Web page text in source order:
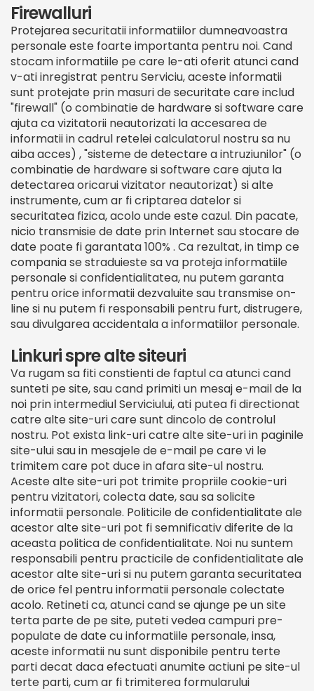
Firewalluri
Protejarea securitatii informatiilor dumneavoastra
personale este foarte importanta pentru noi. Cand
stocam informatiile pe care le-ati oferit atunci cand
v-ati inregistrat pentru Serviciu, aceste informatii
sunt protejate prin masuri de securitate care includ
"firewall" (o combinatie de hardware si software care
ajuta ca vizitatorii neautorizati la accesarea de
informatii in cadrul retelei calculatorul nostru sa nu
aiba acces) , "sisteme de detectare a intruziunilor" (o
combinatie de hardware si software care ajuta la
detectarea oricarui vizitator neautorizat) si alte
instrumente, cum ar fi criptarea datelor si
securitatea fizica, acolo unde este cazul. Din pacate,
nicio transmisie de date prin Internet sau stocare de
date poate fi garantata 100% . Ca rezultat, in timp ce
compania se straduieste sa va proteja informatiile
personale si confidentialitatea, nu putem garanta
pentru orice informatii dezvaluite sau transmise on-
line si nu putem fi responsabili pentru furt, distrugere,
sau divulgarea accidentala a informatiilor personale.
Linkuri spre alte siteuri
Va rugam sa fiti constienti de faptul ca atunci cand
sunteti pe site, sau cand primiti un mesaj e-mail de la
noi prin intermediul Serviciului, ati putea fi directionat
catre alte site-uri care sunt dincolo de controlul
nostru. Pot exista link-uri catre alte site-uri in paginile
site-ului sau in mesajele de e-mail pe care vi le
trimitem care pot duce in afara site-ul nostru.
Aceste alte site-uri pot trimite propriile cookie-uri
pentru vizitatori, colecta date, sau sa solicite
informatii personale. Politicile de confidentialitate ale
acestor alte site-uri pot fi semnificativ diferite de la
aceasta politica de confidentialitate. Noi nu suntem
responsabili pentru practicile de confidentialitate ale
acestor alte site-uri si nu putem garanta securitatea
de orice fel pentru informatii personale colectate
acolo. Retineti ca, atunci cand se ajunge pe un site
terta parte de pe site, puteti vedea campuri pre-
populate de date cu informatiile personale, insa,
aceste informatii nu sunt disponibile pentru terte
parti decat daca efectuati anumite actiuni pe site-ul
terte parti, cum ar fi trimiterea formularului